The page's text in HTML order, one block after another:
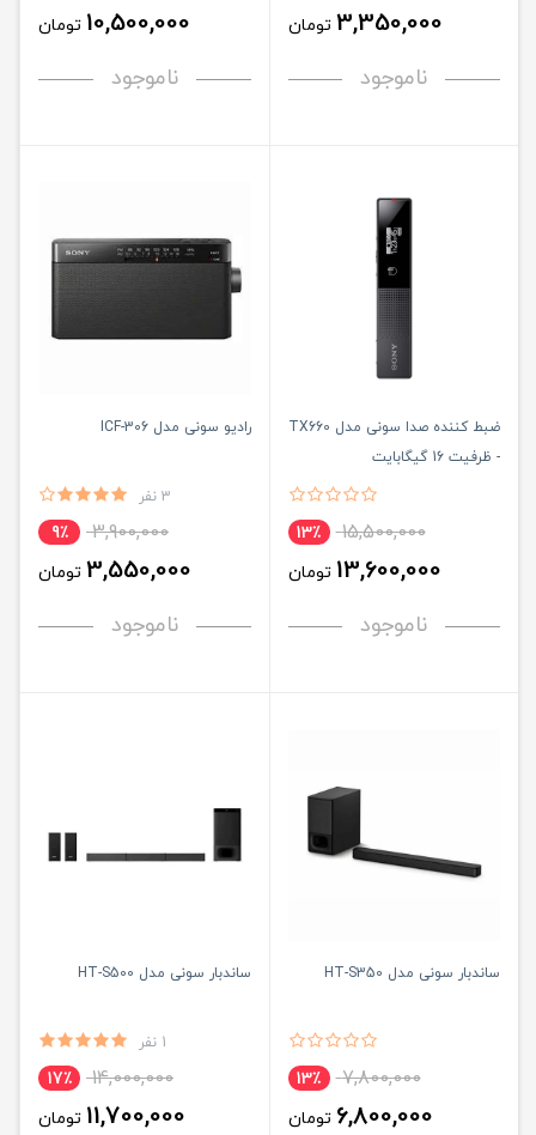
3,350,000 تومان
ناموجود
10,500,000 تومان
ناموجود
ضبط کننده صدا سونی مدل TX660
- ظرفیت 16 گیگابایت
15,500,000 13٪
13,600,000 تومان
ناموجود
رادیو سونی مدل ICF-306
3 نفر
3,900,000 9٪
3,550,000 تومان
ناموجود
ساندبار سونی مدل HT-S350
7,800,000 13٪
6,800,000 تومان
ساندبار سونی مدل HT-S500
1 نفر
14,000,000 17٪
11,700,000 تومان